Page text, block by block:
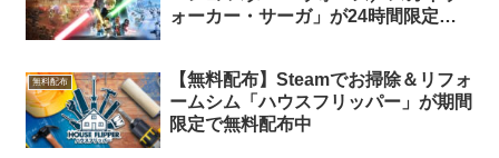
ォーカー・サーガ」が24時間限定で
無料配布
【無料配布】Steamでお掃除＆リフォ
ームシム「ハウスフリッパー」が期間
限定で無料配布中